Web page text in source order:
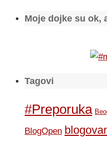
Moje dojke su ok,
Tagovi
#Preporuka
BlogOpen